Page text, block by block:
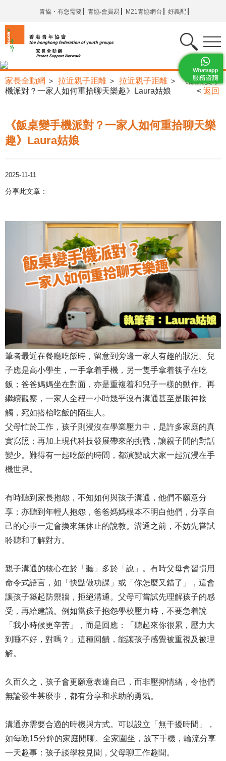
青協・有您需要 青協‧會員易 M21青協網台 好義配
家長全動網 > 拉近親子距離 > 拉近親子距離 >
《飯桌變手
機派對？一家人如何重拾聊天樂趣》Laura姑娘
< 返回
《飯桌變手機派對？一家人如何重拾聊天樂
趣》Laura姑娘
2025-11-11
分享此文章：
筆者最近在餐廳吃飯時，留意到旁邊一家人有趣的狀況。兒
子應是高小學生，一手拿着手機，另一隻手拿着筷子在吃
飯；爸爸媽媽坐在對面，亦是重複着和兒子一樣的動作。再
繼續觀察，一家人全程一小時幾乎沒有溝通甚至是眼神接
觸，宛如搭枱吃飯的陌生人。
父母忙於工作，孩子則浸沒在學業壓力中，是許多家庭的真
實寫照；再加上現代科技發展帶來的挑戰，讓親子間的對話
變少。難得有一起吃飯的時間，都演變成大家一起沉浸在手
機世界。
有時聽到家長抱怨，不知如何與孩子溝通，他們不願意分
享；亦聽到年輕人抱怨，爸爸媽媽根本不明白他們，分享自
己的心事一定會換來無休止的說教。溝通之前，不妨先嘗試
聆聽和了解對方。
親子溝通的核心在於「聽」多於「說」。有時父母會習慣用
命令式語言，如「快點做功課」或「你怎麼又錯了」，這會
讓孩子築起防禦牆，拒絕溝通。父母可嘗試先理解孩子的感
受，再給建議。例如當孩子抱怨學校壓力時，不要急着說
「我小時候更辛苦」，而是回應：「聽起來你很累，壓力大
到睡不好，對嗎？」這種回饋，能讓孩子感覺被重視及被理
解。
久而久之，孩子會更願意表達自己，而非壓抑情緒，令他們
無論發生甚麼事，都有分享和求助的勇氣。
溝通亦需要合適的時機與方式。可以設立「無干擾時間」，
如每晚15分鐘的家庭閒聊。全家圍坐，放下手機，輪流分享
一天趣事：孩子談學校見聞，父母聊工作趣聞。